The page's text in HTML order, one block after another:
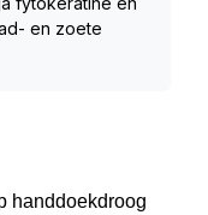
en zoete
handdoekdroog